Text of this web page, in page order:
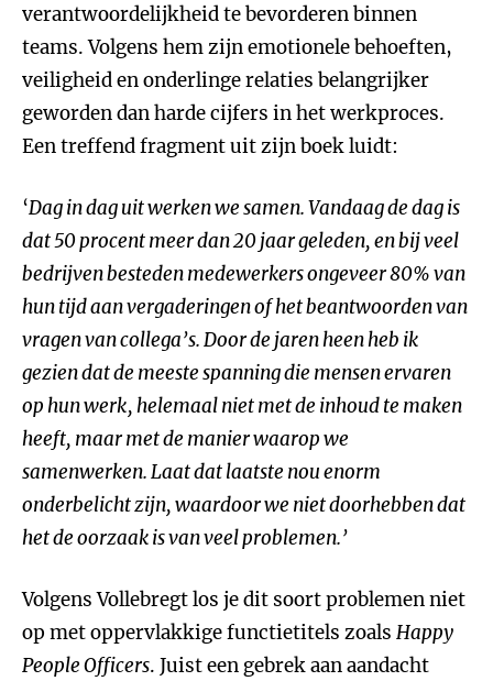
verantwoordelijkheid te bevorderen binnen
teams. Volgens hem zijn emotionele behoeften,
veiligheid en onderlinge relaties belangrijker
geworden dan harde cijfers in het werkproces.
Een treffend fragment uit zijn boek luidt:
‘Dag in dag uit werken we samen. Vandaag de dag is
dat 50 procent meer dan 20 jaar geleden, en bij veel
bedrijven besteden medewerkers ongeveer 80% van
hun tijd aan vergaderingen of het beantwoorden van
vragen van collega’s. Door de jaren heen heb ik
gezien dat de meeste spanning die mensen ervaren
op hun werk, helemaal niet met de inhoud te maken
heeft, maar met de manier waarop we
samenwerken. Laat dat laatste nou enorm
onderbelicht zijn, waardoor we niet doorhebben dat
het de oorzaak is van veel problemen.’
Volgens Vollebregt los je dit soort problemen niet
op met oppervlakkige functietitels zoals Happy
People Officers. Juist een gebrek aan aandacht